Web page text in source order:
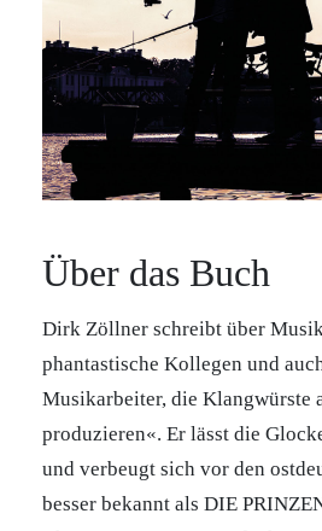
Über das Buch
Dirk Zöllner schreibt über
phantastische Kollegen und
Musikarbeiter, die Klangwürste
produzieren«. Er lässt die
und verbeugt sich vor den
besser bekannt als DIE